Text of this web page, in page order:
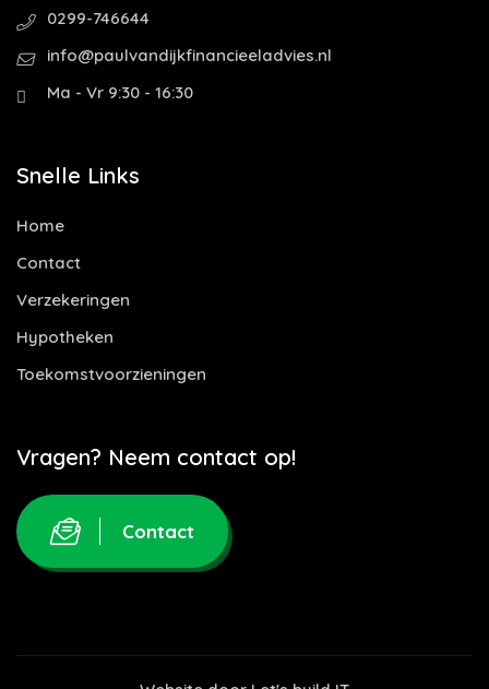
0299-746644
info@paulvandijkfinancieeladvies.nl
Ma - Vr 9:30 - 16:30
Snelle Links
Home
Contact
Verzekeringen
Hypotheken
Toekomstvoorzieningen
Vragen? Neem contact op!
Contact